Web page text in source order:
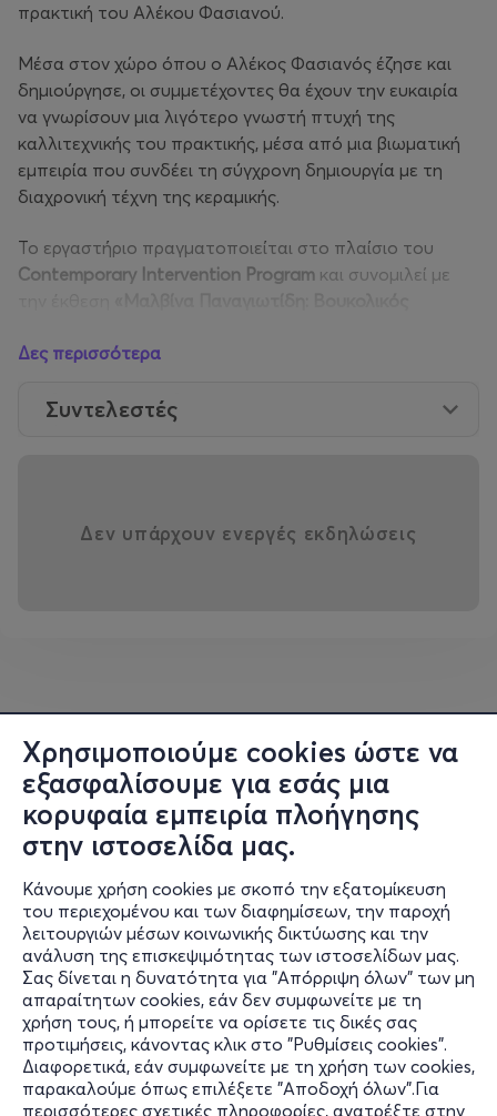
Χρησιμοποιούμε cookies ώστε να
εξασφαλίσουμε για εσάς μια
κορυφαία εμπειρία πλοήγησης
στην ιστοσελίδα μας.
Κάνουμε χρήση cookies με σκοπό την εξατομίκευση
του περιεχομένου και των διαφημίσεων, την παροχή
λειτουργιών μέσων κοινωνικής δικτύωσης και την
ανάλυση της επισκεψιμότητας των ιστοσελίδων μας.
Σας δίνεται η δυνατότητα για "Απόρριψη όλων" των μη
απαραίτητων cookies, εάν δεν συμφωνείτε με τη
χρήση τους, ή μπορείτε να ορίσετε τις δικές σας
προτιμήσεις, κάνοντας κλικ στο "Ρυθμίσεις cookies".
Διαφορετικά, εάν συμφωνείτε με τη χρήση των cookies,
παρακαλούμε όπως επιλέξετε "Αποδοχή όλων".Για
περισσότερες σχετικές πληροφορίες, ανατρέξτε στην
πρακτική του Αλέκου Φασιανού.
Μέσα στον χώρο όπου ο Αλέκος Φασιανός έζησε και
δημιούργησε, οι συμμετέχοντες θα έχουν την ευκαιρία
να γνωρίσουν μια λιγότερο γνωστή πτυχή της
καλλιτεχνικής του πρακτικής, μέσα από μια βιωματική
εμπειρία που συνδέει τη σύγχρονη δημιουργία με τη
διαχρονική τέχνη της κεραμικής.
Το εργαστήριο πραγματοποιείται στο πλαίσιο του
Contemporary Intervention Program και συνομιλεί με
παρουσιάζεται στο μουσείο στην Αθήνα. Στο πλαίσιο
Walker intheMoonlight
κεραμικό έργο του Φασιανού. Μέσα στον προσωπικό
βουκολικό τοπίο και την απελευθέρωση από τις
εντάσεις της καθημερινότητας.
ΠΛΗΡΟΦΟΡΙΕΣ
Ημερομηνίες: Πέμπτη 16 & Τετάρτη 29 Ιουλίου
Ώρα: 19:00–21:00
Διάρκεια:2 ώρες
Κόστος συμμετοχής:20€ ανά άτομο
Σε ποιους απευθύνεται: Το εργαστήριο απευθύνεται σε
ενήλικες και δύναται να συμμετάσχει Ελληνόφωνο και
Αγγλόφωνο κοινό.
Κράτηση θέσης:MORE.COM
Δες περισσότερα
Συντελεστές
Δεν υπάρχουν ενεργές εκδηλώσεις
Πληροφορίες
Υποστήριξη
Stay Connected